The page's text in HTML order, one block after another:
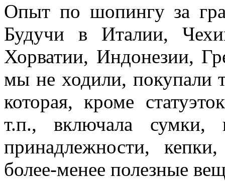
Опыт по шопингу за
Будучи в Италии,
Хорватии, Индонезии,
мы не ходили, покупали
которая, кроме
т.п., включала сумки,
принадлежности,
более-менее полезные